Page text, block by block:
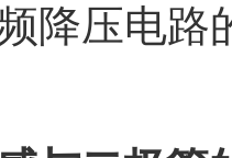
降压电路